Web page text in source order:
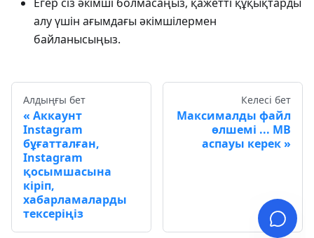
Егер сіз әкімші болмасаңыз, қажетті құқықтарды
алу үшін ағымдағы әкімшілермен
байланысыңыз.
Алдыңғы бет
Аккаунт
Instagram
бұғатталған,
Instagram
қосымшасына
кіріп,
хабарламаларды
тексеріңіз
Келесі бет
Максималды файл
өлшемі ... MB
аспауы керек